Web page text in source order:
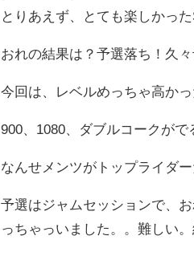
とりあえず、とても楽しかった
おれの結果は？予選落ち！久
今回は、レベルめっちゃ高かっ
900、1080、ダブルコークがで
なんせメンツがトップライダー
予選はジャムセッションで、
っちゃっいました。。難しい。